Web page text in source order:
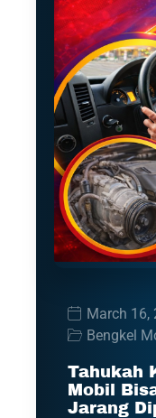
March 16,
Bengkel
Tahukah
Mobil
Jarang